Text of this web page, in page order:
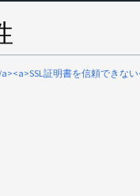
証明書を信頼できな